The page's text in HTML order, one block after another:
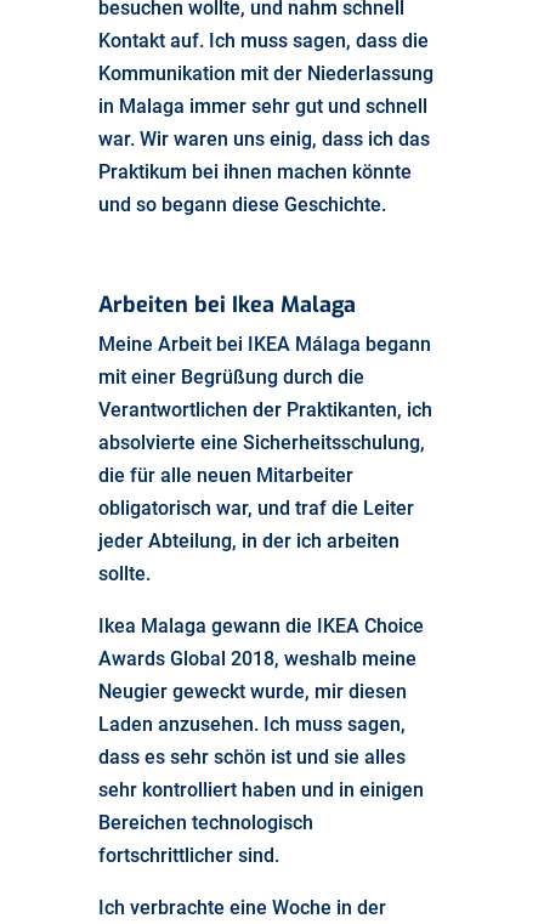
besuchen wollte, und nahm schnell
Kontakt auf. Ich muss sagen, dass die
Kommunikation mit der Niederlassung
in Malaga immer sehr gut und schnell
war. Wir waren uns einig, dass ich das
Praktikum bei ihnen machen könnte
und so begann diese Geschichte.
Arbeiten bei Ikea Malaga
Meine Arbeit bei IKEA Málaga begann
mit einer Begrüßung durch die
Verantwortlichen der Praktikanten, ich
absolvierte eine Sicherheitsschulung,
die für alle neuen Mitarbeiter
obligatorisch war, und traf die Leiter
jeder Abteilung, in der ich arbeiten
sollte.
Ikea Malaga gewann die IKEA Choice
Awards Global 2018, weshalb meine
Neugier geweckt wurde, mir diesen
Laden anzusehen. Ich muss sagen,
dass es sehr schön ist und sie alles
sehr kontrolliert haben und in einigen
Bereichen technologisch
fortschrittlicher sind.
Ich verbrachte eine Woche in der